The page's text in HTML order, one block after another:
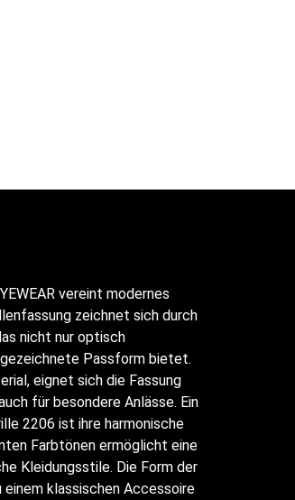
vereint modernes
zeichnet sich durch
nicht nur optisch
Passform bietet.
eignet sich die Fassung
für besondere Anlässe. Ein
2206 ist ihre harmonische
Farbtönen ermöglicht eine
Kleidungsstile. Die Form der
klassischen Accessoire